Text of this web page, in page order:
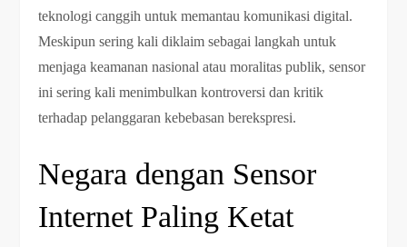
teknologi canggih untuk memantau komunikasi digital.
Meskipun sering kali diklaim sebagai langkah untuk
menjaga keamanan nasional atau moralitas publik, sensor
ini sering kali menimbulkan kontroversi dan kritik
terhadap pelanggaran kebebasan berekspresi.
Negara dengan Sensor
Internet Paling Ketat